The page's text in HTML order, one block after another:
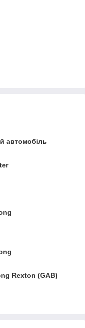
автомобіль
Rexton (GAB)